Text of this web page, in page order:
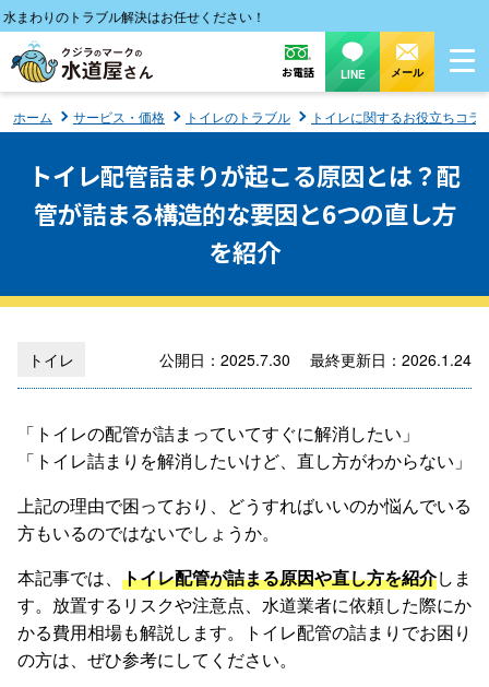
のトラブル解決はお任せください！
お電話 LINE メール
ホーム サービス・価格 トイレのトラブル トイレに関するお役立ちコラ
トイレ配管詰まりが起こる原因とは？配
管が詰まる構造的な要因と6つの直し方
を紹介
トイレ 公開日：2025.7.30 最終更新日：2026.1.24
「トイレの配管が詰まっていてすぐに解消したい」
「トイレ詰まりを解消したいけど、直し方がわからない」
上記の理由で困っており、どうすればいいのか悩んでいる
方もいるのではないでしょうか。
本記事では、 トイレ配管が詰まる原因や直し方を紹介しま
す。放置するリスクや注意点、水道業者に依頼した際にか
かる費用相場も解説します。トイレ配管の詰まりでお困り
の方は、ぜひ参考にしてください。